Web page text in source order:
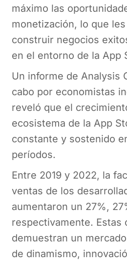
máximo las
monetización, lo que
construir negocios
en el entorno de la App
Un informe de Analysis
cabo por economistas
reveló que el
ecosistema de la App
constante y sostenido
períodos.
Entre 2019 y 2022, la
ventas de los
aumentaron un 27%,
respectivamente. Estas
demuestran un
de dinamismo,